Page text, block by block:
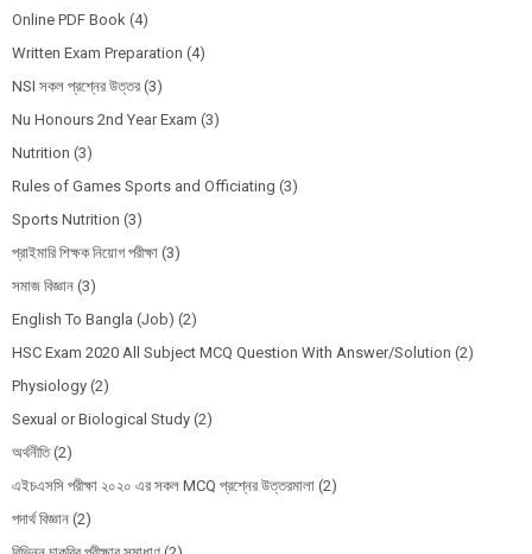
Online PDF Book (4)
Written Exam Preparation (4)
NSI সকল প্রশ্নের উত্তর (3)
Nu Honours 2nd Year Exam (3)
Nutrition (3)
Rules of Games Sports and Officiating (3)
Sports Nutrition (3)
প্রাইমারি শিক্ষক নিয়োগ পরীক্ষা (3)
সমাজ বিজ্ঞান (3)
English To Bangla (Job) (2)
HSC Exam 2020 All Subject MCQ Question With Answer/Solution (2)
Physiology (2)
Sexual or Biological Study (2)
অর্থনীতি (2)
এইচএসসি পরীক্ষা ২০২০ এর সকল MCQ প্রশ্নের উত্তরমালা (2)
পদার্থ বিজ্ঞান (2)